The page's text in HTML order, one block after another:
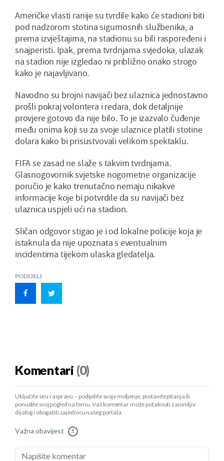
Američke vlasti ranije su tvrdile kako će stadioni biti
pod nadzorom stotina sigurnosnih službenika, a
prema izvještajima, na stadionu su bili raspoređeni i
snajperisti. Ipak, prema tvrdnjama svjedoka, ulazak
na stadion nije izgledao ni približno onako strogo
kako je najavljivano.
Navodno su brojni navijači bez ulaznica jednostavno
prošli pokraj volontera i redara, dok detaljnije
provjere gotovo da nije bilo. To je izazvalo čuđenje
među onima koji su za svoje ulaznice platili stotine
dolara kako bi prisustvovali velikom spektaklu.
FIFA se zasad ne slaže s takvim tvrdnjama.
Glasnogovornik svjetske nogometne organizacije
poručio je kako trenutačno nemaju nikakve
informacije koje bi potvrdile da su navijači bez
ulaznica uspjeli ući na stadion.
Sličan odgovor stigao je i od lokalne policije koja je
istaknula da nije upoznata s eventualnim
incidentima tijekom ulaska gledatelja.
PODIJELI
Komentari (0)
Uključite se u raspravu – podijelite svoje mišljenje, postavite pitanja ili
ponudite svoj pogled na temu. Vaš komentar može potaknuti zanimljiv
dijalog i obogatiti zajednicu našeg portala.
Važna obavijest !